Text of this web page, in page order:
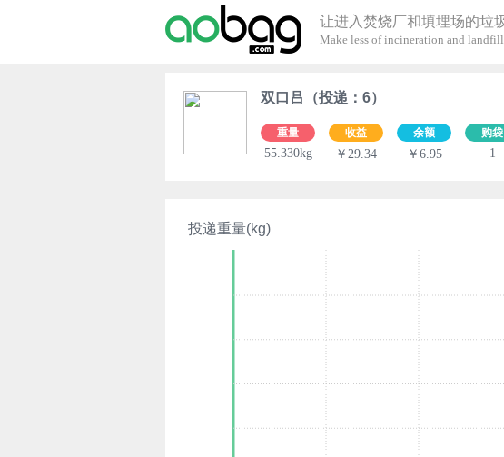
让进入焚烧厂和填埋场的垃
Make less of incineration and landfill.
双口吕（投递：6）
重量
55.330kg
收益
￥29.34
余额
￥6.95
购袋
1
投递重量(kg)